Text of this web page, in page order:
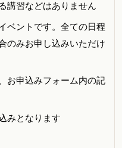
講習などはありません
ベントです。全ての日程
のみお申し込みいただけ
お申込みフォーム内の記
みとなります